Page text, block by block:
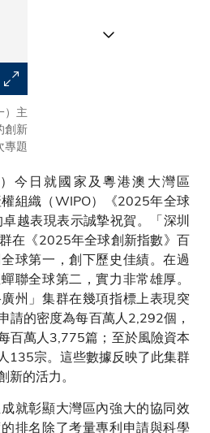
）主
創新
專題
今日就國家及粵港澳大灣區
權組織（WIPO）《2025年全球
越表現表示誠摯祝賀。「深圳
在《2025年全球創新指數》百
球第一，創下歷史佳績。在過
聯全球第二，實力非常雄厚。
州」集群在幾項指標上表現突
請的密度為每百萬人2,292個，
百萬人3,775篇；至於風險資本
135宗。這些數據反映了此集群
的活力。
就彰顯大灣區內強大的協同效
排名除了考量專利申請與科學